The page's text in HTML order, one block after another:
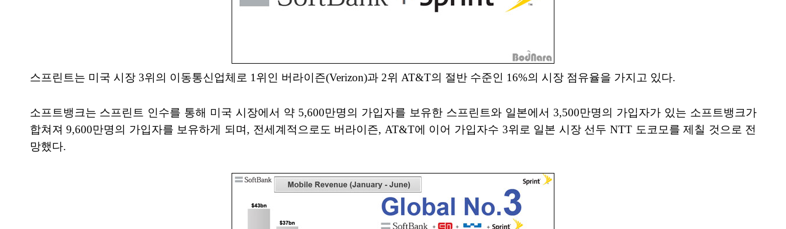
스프린트는 미국 시장 3위의 이동통신업체로 1위인 버라이즌(Verizon)과 2위 AT&T의 절반 수준인 16%의 시장 점유율을 가지고 있다.
소프트뱅크는 스프린트 인수를 통해 미국 시장에서 약 5,600만명의 가입자를 보유한 스프린트와 일본에서 3,500만명의 가입자가 있는 소프트뱅크가
합쳐져 9,600만명의 가입자를 보유하게 되며, 전세계적으로도 버라이즌, AT&T에 이어 가입자수 3위로 일본 시장 선두 NTT 도코모를 제칠 것으로 전
망했다.